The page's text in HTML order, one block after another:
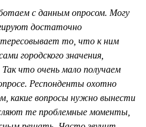
с данным опросом. Могу
достаточно
то, что к ним
городского значения,
что очень мало получаем
Респонденты охотно
какие вопросы нужно вынести
те проблемные моменты,